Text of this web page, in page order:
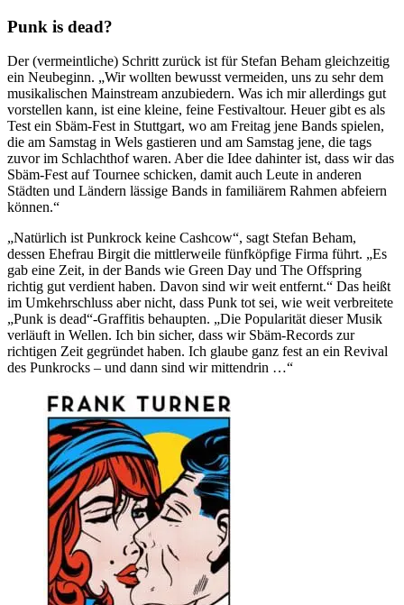
Punk is dead?
Der (vermeintliche) Schritt zurück ist für Stefan Beham gleichzeitig
ein Neubeginn. „Wir wollten bewusst vermeiden, uns zu sehr dem
musikalischen Mainstream anzubiedern. Was ich mir allerdings gut
vorstellen kann, ist eine kleine, feine Festivaltour. Heuer gibt es als
Test ein Sbäm-Fest in Stuttgart, wo am Freitag jene Bands spielen,
die am Samstag in Wels gastieren und am Samstag jene, die tags
zuvor im Schlachthof waren. Aber die Idee dahinter ist, dass wir das
Sbäm-Fest auf Tournee schicken, damit auch Leute in anderen
Städten und Ländern lässige Bands in familiärem Rahmen abfeiern
können.“
„Natürlich ist Punkrock keine Cashcow“, sagt Stefan Beham,
dessen Ehefrau Birgit die mittlerweile fünfköpfige Firma führt. „Es
gab eine Zeit, in der Bands wie Green Day und The Offspring
richtig gut verdient haben. Davon sind wir weit entfernt.“ Das heißt
im Umkehrschluss aber nicht, dass Punk tot sei, wie weit verbreitete
„Punk is dead“-Graffitis behaupten. „Die Popularität dieser Musik
verläuft in Wellen. Ich bin sicher, dass wir Sbäm-Records zur
richtigen Zeit gegründet haben. Ich glaube ganz fest an ein Revival
des Punkrocks – und dann sind wir mittendrin …“